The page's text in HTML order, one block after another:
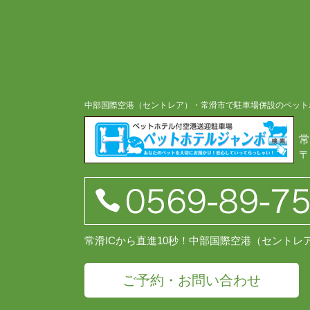
中部国際空港（セントレア）・常滑市で駐車場併設のペッ
常滑ICから直進10秒！中部国際空港（セントレ
ご予約・お問い合わせ